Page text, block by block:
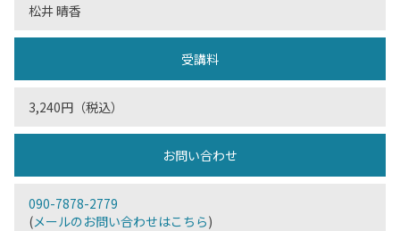
松井 晴香
受講料
3,240円（税込）
お問い合わせ
090-7878-2779
(メールのお問い合わせはこちら)